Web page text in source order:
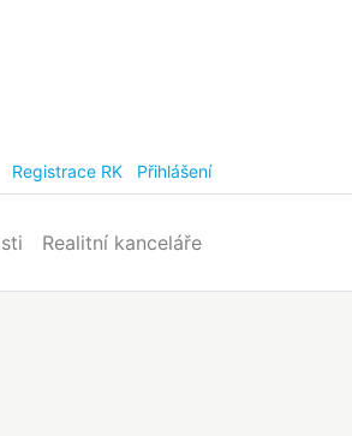
Registrace RK Přihlášení
Realitní kanceláře